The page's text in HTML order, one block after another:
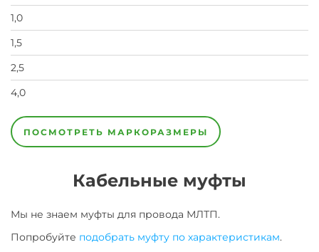
1,0
1,5
2,5
4,0
6,0
ПОСМОТРЕТЬ МАРКОРАЗМЕРЫ
Кабельные муфты
Мы не знаем муфты для провода МЛТП.
Попробуйте подобрать муфту по характеристикам.